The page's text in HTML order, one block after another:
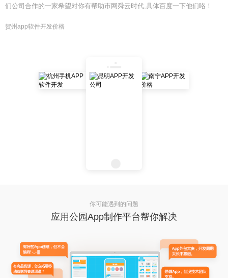
们公司合作的一家希望对你有帮助市网舜云时代,具体百度一下他们咯！
贺州app软件开发价格
你可能遇到的问题
应用公园App制作平台帮你解决